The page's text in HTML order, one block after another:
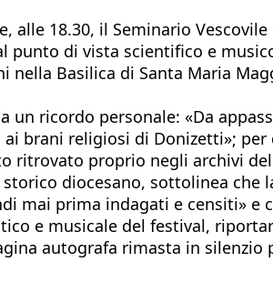
alle 18.30, il Seminario
di vista scientifico e
Basilica di Santa Maria
ricordo personale: «Da
brani religiosi di Donizetti»;
proprio negli archivi
diocesano, sottolinea
mai prima indagati e censiti» e
e musicale del festival,
autografa rimasta in